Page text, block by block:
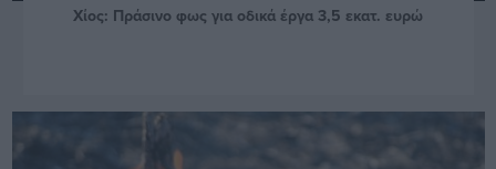
Χίος: Πράσινο φως για οδικά έργα 3,5 εκατ. ευρώ